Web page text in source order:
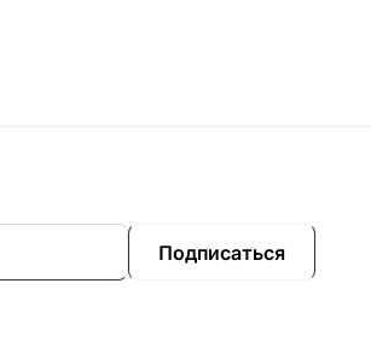
Подписаться